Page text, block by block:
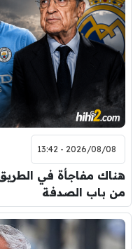
2026/08/08 - 13:42
هناك مفاجأة في
من باب الصدفة